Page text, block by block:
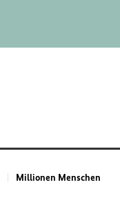
Millionen Menschen